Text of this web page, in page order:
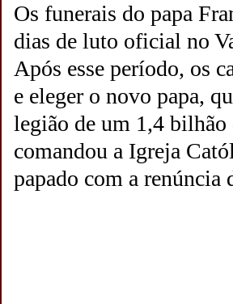
Os funerais do papa
dias de luto oficial no
Após esse período, os
e eleger o novo papa,
legião de um 1,4
comandou a Igreja
papado com a